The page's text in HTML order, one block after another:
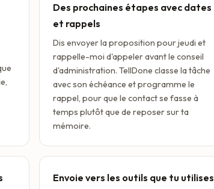
Des prochaines étapes avec dates
et rappels
Dis envoyer la proposition pour jeudi et
rappelle-moi d'appeler avant le conseil
d'administration. TellDone classe la tâche
avec son échéance et programme le
rappel, pour que le contact se fasse à
temps plutôt que de reposer sur ta
mémoire.
Envoie vers les outils que tu utilises